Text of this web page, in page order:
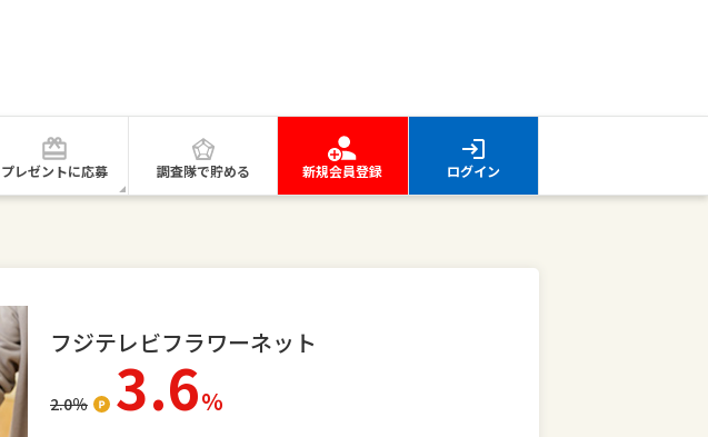
プレゼントに応募 調査隊で貯める 新規会員登録 ログイン
フジテレビフラワーネット
2.0％ 3.6％